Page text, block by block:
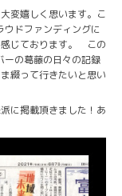
変嬉しく思います。こ
ウドファンディングに
感じております。 この
ーの葛藤の日々の記録
綴って行きたいと思い
に掲載頂きました！あ